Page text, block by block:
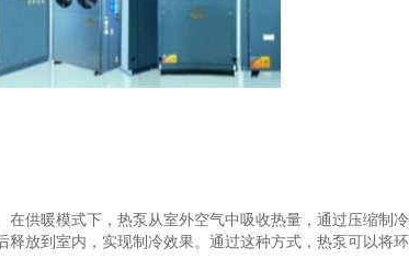
暖模式下，热泵从室外空气中吸收热量，通过压缩制冷
放到室内，实现制冷效果。通过这种方式，热泵可以将